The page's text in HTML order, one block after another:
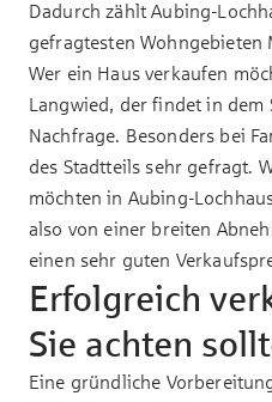
Dadurch zählt Aubing-
gefragtesten Wohngebieten
Wer ein Haus verkaufen
Langwied, der findet in dem
Nachfrage. Besonders bei
des Stadtteils sehr gefragt.
möchten in Aubing-
also von einer breiten
einen sehr guten
Erfolgreich
Sie achten
Eine gründliche